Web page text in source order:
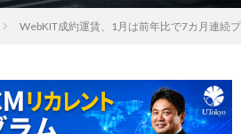
WebKIT成約運賃、1月は前年比で7カ月連続